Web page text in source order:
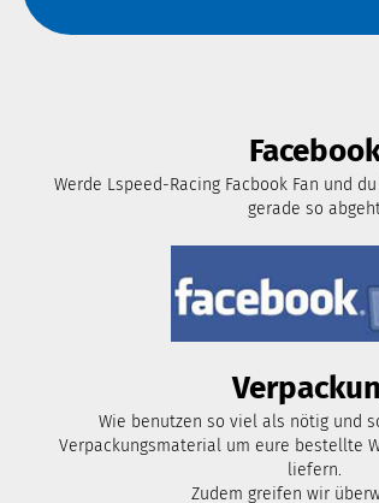
Werde Lspeed-Racing Facbook Fan und
gerade so
Wie benutzen so viel als nötig und
Verpackungsmaterial um eure bestellte
liefern.
Zudem greifen wir